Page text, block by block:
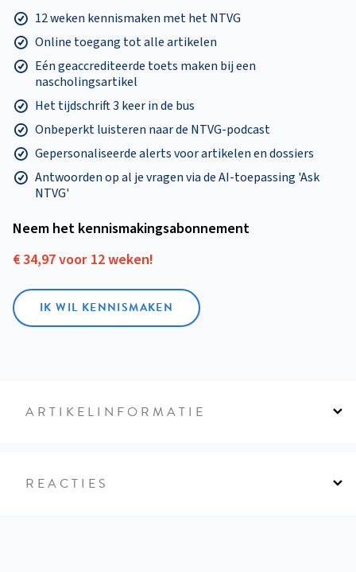
12 weken kennismaken met het NTVG
Online toegang tot alle artikelen
Eén geaccrediteerde toets maken bij een
nascholingsartikel
Het tijdschrift 3 keer in de bus
Onbeperkt luisteren naar de NTVG-podcast
Gepersonaliseerde alerts voor artikelen en dossiers
Antwoorden op al je vragen via de AI-toepassing 'Ask
NTVG'
Neem het kennismakings­abonnement
€ 34,97 voor 12 weken!
IK WIL KENNISMAKEN
ARTIKELINFORMATIE
REACTIES